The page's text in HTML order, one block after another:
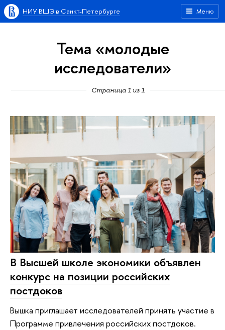
Меню
НИУ ВШЭ в Санкт-Петербурге
Тема «молодые
исследователи»
Страница 1 из 1
В Высшей школе экономики объявлен
конкурс на позиции российских
постдоков
Вышка приглашает исследователей принять участие в
Программе привлечения российских постдоков.